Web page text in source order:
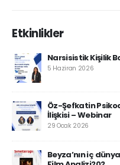
Etkinlikler
Narsisistik Kişilik
5 Haziran 2026
Öz-Şefkatin
İlişkisi – Webinar
29 Ocak 2026
Beyza’nın iç